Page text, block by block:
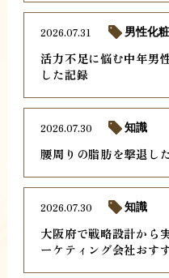
活力不足に悩む中年男
した記録
2026.07.31 男性化
腰周りの脂肪を撃退し
2026.07.30 知識
大阪府で戦略設計から
ーケティング会社おす
2026.07.30 知識